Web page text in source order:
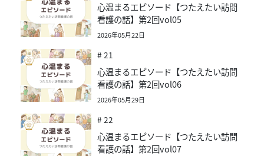
心温まるエピソード【つたえたい訪問
看護の話】第2回vol05
2026年05月22日
# 21
心温まるエピソード【つたえたい訪問
看護の話】第2回vol06
2026年05月29日
# 22
心温まるエピソード【つたえたい訪問
看護の話】第2回vol07